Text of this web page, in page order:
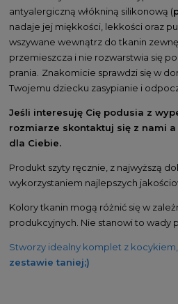
antyalergiczną włókniną silikonową (
nadaje jej miękkości, lekkości oraz
wszywane wewnątrz do tkanin
przemieszcza i nie rozwarstwia się
prania. Znakomicie sprawdzi się w
Twojemu dziecku zasypianie i
Jeśli interesuję Cię podusia z
rozmiarze skontaktuj się z nami
dla Ciebie.
Produkt szyty ręcznie, z najwyższą
wykorzystaniem najlepszych
Kolory tkanin mogą różnić się w
produkcyjnych. Nie stanowi to wady
Stworzy idealny komplet z
zestawie taniej;)